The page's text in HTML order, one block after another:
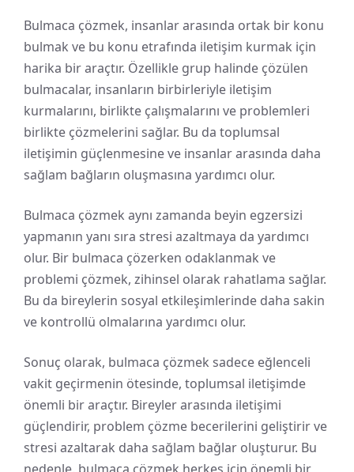
Bulmaca çözmek, insanlar arasında ortak bir konu
bulmak ve bu konu etrafında iletişim kurmak için
harika bir araçtır. Özellikle grup halinde çözülen
bulmacalar, insanların birbirleriyle iletişim
kurmalarını, birlikte çalışmalarını ve problemleri
birlikte çözmelerini sağlar. Bu da toplumsal
iletişimin güçlenmesine ve insanlar arasında daha
sağlam bağların oluşmasına yardımcı olur.
Bulmaca çözmek aynı zamanda beyin egzersizi
yapmanın yanı sıra stresi azaltmaya da yardımcı
olur. Bir bulmaca çözerken odaklanmak ve
problemi çözmek, zihinsel olarak rahatlama sağlar.
Bu da bireylerin sosyal etkileşimlerinde daha sakin
ve kontrollü olmalarına yardımcı olur.
Sonuç olarak, bulmaca çözmek sadece eğlenceli
vakit geçirmenin ötesinde, toplumsal iletişimde
önemli bir araçtır. Bireyler arasında iletişimi
güçlendirir, problem çözme becerilerini geliştirir ve
stresi azaltarak daha sağlam bağlar oluşturur. Bu